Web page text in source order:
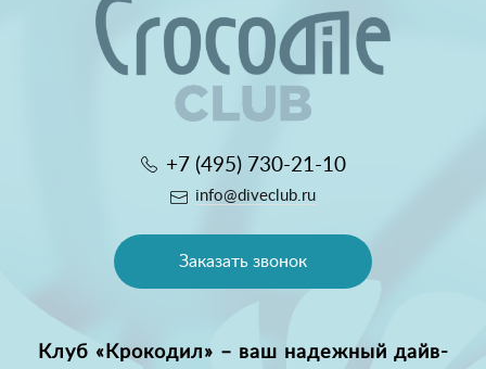
+7 (495) 730-21-10
info@diveclub.ru
Заказать звонок
Клуб «Крокодил» – ваш надежный дайв-